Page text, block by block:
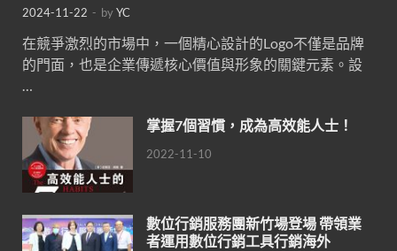
2024-11-22 - byYC
在競爭激烈的市場中，一個精心設計的Logo不僅是品牌
的門面，也是企業傳遞核心價值與形象的關鍵元素。設
…
掌握7個習慣，成為高效能人士！
2022-11-10
數位行銷服務團新竹場登場 帶領業
者運用數位行銷工具行銷海外